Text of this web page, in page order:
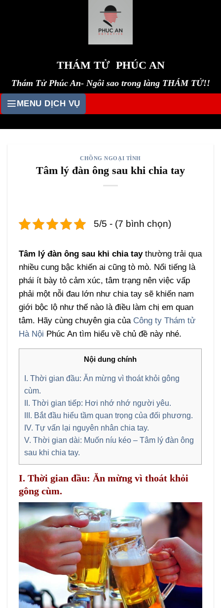
THÁM TỬ PHÚC AN
Thám Tử Phúc An- Ngôi sao trong làng THÁM TỬ!!
MENU DỊCH VỤ
CHỒNG NGOẠI TÌNH
Tâm lý đàn ông sau khi chia tay
5/5 - (7 bình chọn)
Tâm lý đàn ông sau khi chia taythường trải qua
nhiều cung bậc khiến ai cũng tò mò. Nổi tiếng là
phái ít bày tỏ cảm xúc, tâm trạng nên việc vấp
phải một nỗi đau lớn như chia tay sẽ khiến nam
giới bộc lộ như thế nào là điều làm chị em quan
tâm. Hãy cùng chuyên gia của Công ty Thám tử
Hà Nội Phúc An tìm hiểu về chủ đề này nhé.
Nội dung chính
I. Thời gian đầu: Ăn mừng vì thoát khỏi gông
cùm.
II. Thời gian tiếp: Hơi nhớ nhớ người yêu.
III. Bắt đầu hiểu tầm quan trọng của đối phương.
IV. Tự vấn lại nguyên nhân chia tay.
V. Thời gian dài: Muốn níu kéo – Tâm lý đàn ông
sau khi chia tay.
I. Thời gian đầu: Ăn mừng vì thoát khỏi
gông cùm.